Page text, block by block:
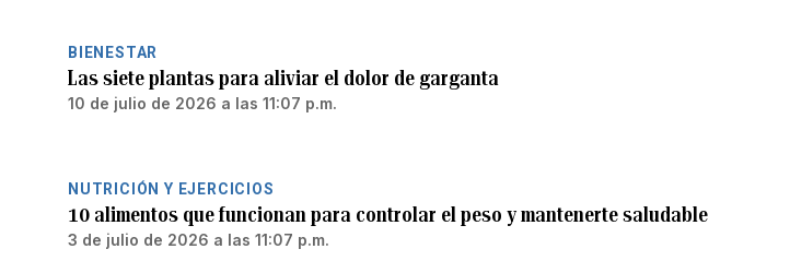
BIENESTAR
Las siete plantas para aliviar el dolor de garganta
10 de julio de 2026 a las 11:07 p.m.
NUTRICIÓN Y EJERCICIOS
10 alimentos que funcionan para controlar el peso y mantenerte saludable
3 de julio de 2026 a las 11:07 p.m.